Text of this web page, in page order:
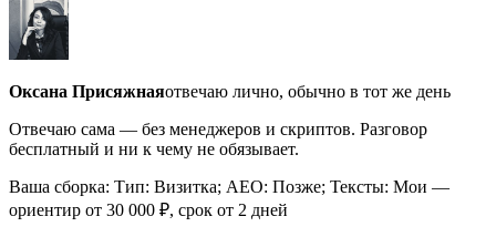
Оксана Присяжнаяотвечаю лично, обычно в тот же день
Отвечаю сама — без менеджеров и скриптов. Разговор
бесплатный и ни к чему не обязывает.
Ваша сборка: Тип: Визитка; AEO: Позже; Тексты: Мои —
ориентир от 30 000 ₽, срок от 2 дней